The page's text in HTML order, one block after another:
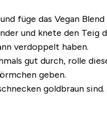
füge das Vegan Blend
und knete den Teig
verdoppelt haben.
gut durch, rolle
geben.
goldbraun sind.